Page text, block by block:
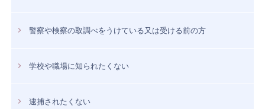
警察や検察の取調べをうけている又は受ける前の方
学校や職場に知られたくない
逮捕されたくない